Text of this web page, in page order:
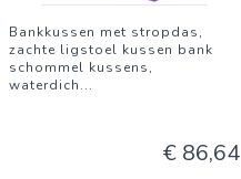
Bankkussen met stropdas,
zachte ligstoel kussen bank
schommel kussens,
waterdich...
€ 86,64